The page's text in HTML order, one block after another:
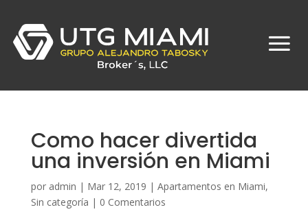
Como hacer divertida
una inversión en Miami
por admin | Mar 12, 2019 | Apartamentos en Miami,
Sin categoría | 0 Comentarios